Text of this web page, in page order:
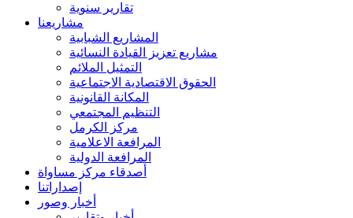
تقارير سنوية
مشاريعنا
المشاريع الشبابية
مشاريع تعزيز القيادة النسائية
التمثيل الملائم
الحقوق الاقتصادية الاجتماعية
المكانة القانونية
التنظيم المجتمعي
مركز الكرمل
المرافعة الاعلامية
المرافعة الدولية
أصدقاء مركز مساواة
إصداراتنا
أخبار وصور